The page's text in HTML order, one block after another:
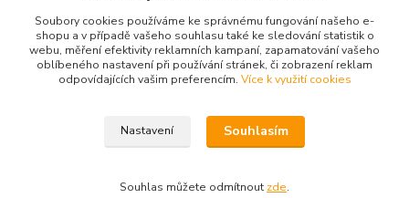
+420 773 794 023
Pondělí-pátek 9-15 hodin
Soubory cookies používáme ke správnému fungování našeho e-
shopu a v případě vašeho souhlasu také ke sledování statistik o
webu, měření efektivity reklamních kampaní, zapamatování vašeho
oblíbeného nastavení při používání stránek, či zobrazení reklam
odpovídajících vašim preferencím. Více k využití cookies
Nastavení Souhlasím
Souhlas můžete odmítnout zde.